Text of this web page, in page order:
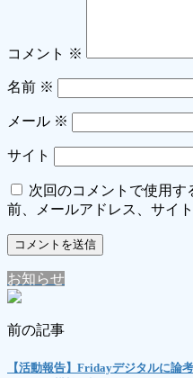
コメント ※
名前 ※
メール ※
サイト
次回のコメントで使用す
前、メールアドレス、サイト
お知らせ
前の記事
【活動報告】Fridayデジタルに論